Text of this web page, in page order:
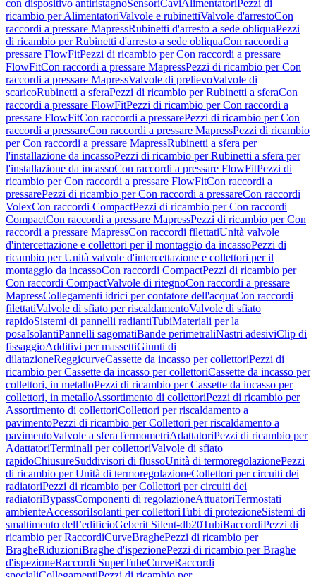
con dispositivo antiristagnoSensoriCaviAlimentatori Pezzi di
ricambio per AlimentatoriValvole e rubinettiValvole d'arrestoCon
raccordi a pressare MapressRubinetti d'arresto a sede obliquaPezzi
di ricambio per Rubinetti d'arresto a sede obliquaCon raccordi a
pressare FlowFitPezzi di ricambio per Con raccordi a pressare
FlowFitCon raccordi a pressare MapressPezzi di ricambio per Con
raccordi a pressare MapressValvole di prelievoValvole di
scaricoRubinetti a sferaPezzi di ricambio per Rubinetti a sferaCon
raccordi a pressare FlowFitPezzi di ricambio per Con raccordi a
pressare FlowFitCon raccordi a pressarePezzi di ricambio per Con
raccordi a pressareCon raccordi a pressare MapressPezzi di ricambio
per Con raccordi a pressare MapressRubinetti a sfera per
l'installazione da incassoPezzi di ricambio per Rubinetti a sfera per
l'installazione da incassoCon raccordi a pressare FlowFitPezzi di
ricambio per Con raccordi a pressare FlowFitCon raccordi a
pressarePezzi di ricambio per Con raccordi a pressareCon raccordi
VolexCon raccordi CompactPezzi di ricambio per Con raccordi
CompactCon raccordi a pressare MapressPezzi di ricambio per Con
raccordi a pressare MapressCon raccordi filettatiUnità valvole
d'intercettazione e collettori per il montaggio da incassoPezzi di
ricambio per Unità valvole d'intercettazione e collettori per il
montaggio da incassoCon raccordi CompactPezzi di ricambio per
Con raccordi CompactValvole di ritegnoCon raccordi a pressare
MapressCollegamenti idrici per contatore dell'acquaCon raccordi
filettatiValvole di sfiato per riscaldamentoValvole di sfiato
rapidoSistemi di pannelli radiantiTubiMateriali per la
posaIsolantiPannelli sagomatiBande perimetraliNastri adesiviClip di
fissaggioAdditivi per massettiGiunti di
dilatazioneReggicurveCassette da incasso per collettoriPezzi di
ricambio per Cassette da incasso per collettoriCassette da incasso per
collettori, in metalloPezzi di ricambio per Cassette da incasso per
collettori, in metalloAssortimento di collettoriPezzi di ricambio per
Assortimento di collettoriCollettori per riscaldamento a
pavimentoPezzi di ricambio per Collettori per riscaldamento a
pavimentoValvole a sferaTermometriAdattatoriPezzi di ricambio per
AdattatoriTerminali per collettoriValvole di sfiato
rapidoChiusureSuddivisori di flussoUnità di termoregolazionePezzi
di ricambio per Unità di termoregolazioneCollettori per circuiti dei
radiatoriPezzi di ricambio per Collettori per circuiti dei
radiatoriBypassComponenti di regolazioneAttuatoriTermostati
ambienteAccessoriIsolanti per collettoriTubi di protezioneSistemi di
smaltimento dell’edificioGeberit Silent-db20TubiRaccordiPezzi di
ricambio per RaccordiCurveBraghePezzi di ricambio per
BragheRiduzioniBraghe d'ispezionePezzi di ricambio per Braghe
d'ispezioneRaccordi SuperTubeCurveRaccordi